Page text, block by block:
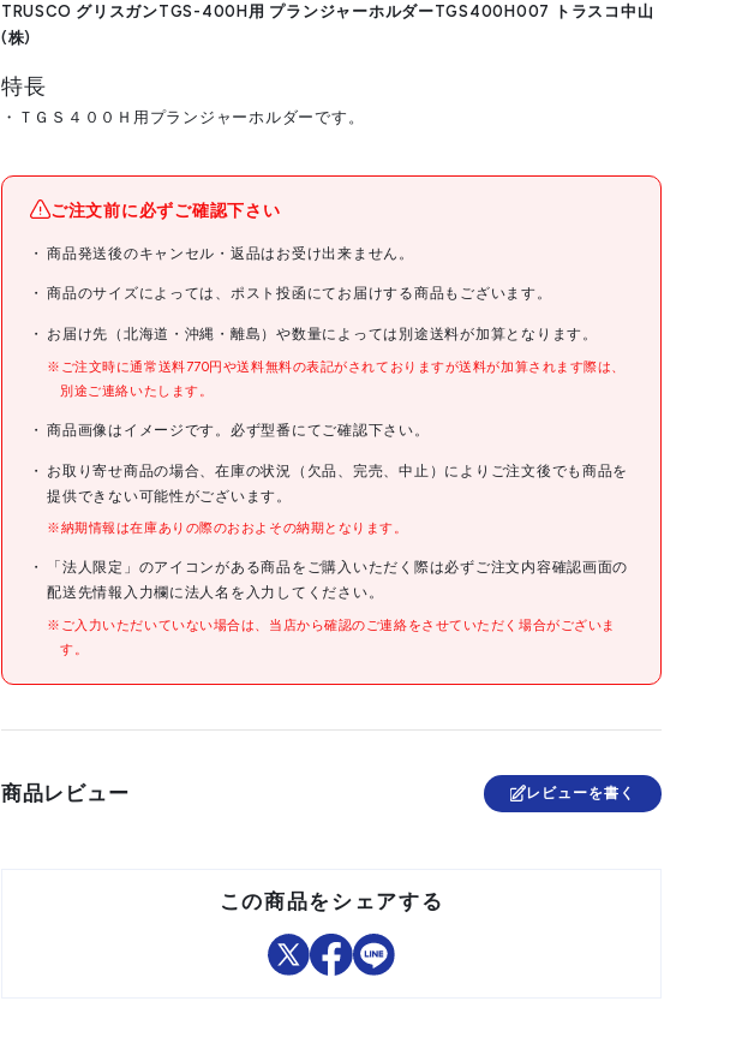
TRUSCO グリスガンTGS-400H用 プランジャーホルダーTGS400H007 トラスコ中山
(株)
特長
・ＴＧＳ４００Ｈ用プランジャーホルダーです。
ブランド名 TRUSCO
商品名 TRUSCO グリスガンTGS-400H用 プランジャーホルダー
型式 TGS400H007
JANコード 4989999370584
仕様
●品名:プランジャーホルダー
●適合本体:TGS400H
材質/仕上 ●プラスチック
原産国 台湾
ご注文前に必ずご確認下さい
商品発送後のキャンセル・返品はお受け出来ません。
商品のサイズによっては、ポスト投函にてお届けする商品もございます。
お届け先（北海道・沖縄・離島）や数量によっては別途送料が加算となります。
※ご注文時に通常送料770円や送料無料の表記がされておりますが送料が加算されます際は、
別途ご連絡いたします。
商品画像はイメージです。必ず型番にてご確認下さい。
お取り寄せ商品の場合、在庫の状況（欠品、完売、中止）によりご注文後でも商品を
提供できない可能性がございます。
※納期情報は在庫ありの際のおおよその納期となります。
「法人限定」のアイコンがある商品をご購入いただく際は必ずご注文内容確認画面の
配送先情報入力欄に法人名を入力してください。
※ご入力いただいていない場合は、当店から確認のご連絡をさせていただく場合がございま
す。
商品レビュー レビューを書く
この商品をシェアする